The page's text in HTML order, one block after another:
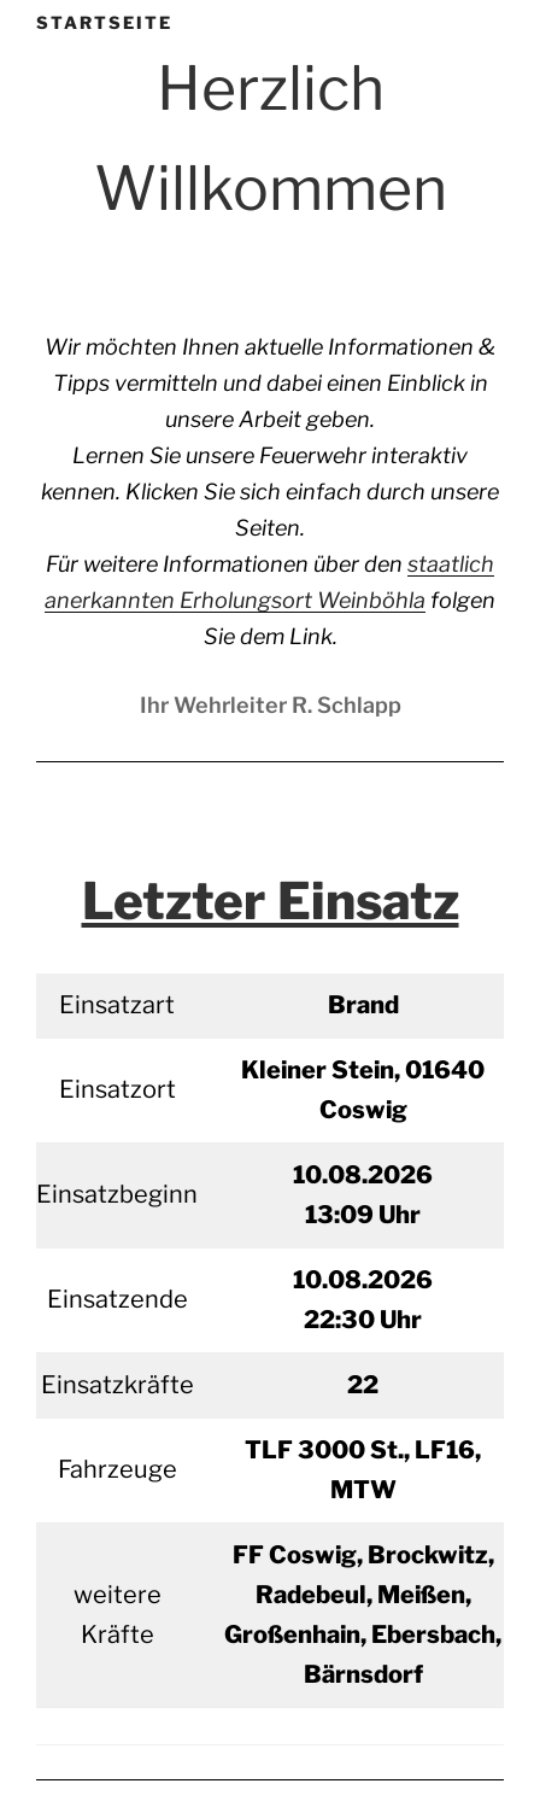
STARTSEITE
Herzlich
Willkommen
Wir möchten Ihnen aktuelle Informationen &
Tipps vermitteln und dabei einen Einblick in
unsere Arbeit geben.
Lernen Sie unsere Feuerwehr interaktiv
kennen. Klicken Sie sich einfach durch unsere
Seiten.
Für weitere Informationen über den staatlich
anerkannten Erholungsort Weinböhla folgen
Sie dem Link.
Ihr Wehrleiter R. Schlapp
Letzter Einsatz
Einsatzart Brand
Einsatzort
Kleiner Stein, 01640
Coswig
Einsatzbeginn
10.08.2026
13:09 Uhr
Einsatzende
10.08.2026
22:30 Uhr
Einsatzkräfte 22
Fahrzeuge
TLF 3000 St., LF16,
MTW
weitere
Kräfte
FF Coswig, Brockwitz,
Radebeul, Meißen,
Großenhain, Ebersbach,
Bärnsdorf